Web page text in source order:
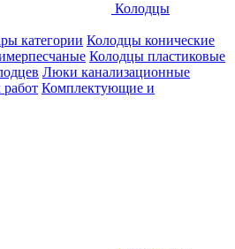
Колодцы
категории Колодцы конические
Колодцы пластиковые
Люки канализационные
Комплектующие и